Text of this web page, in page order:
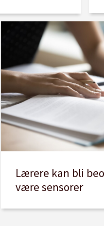
Lærere kan bli
være sensorer